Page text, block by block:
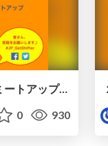
20201202_Shifter_オンラインミートアップ - LT
0 930